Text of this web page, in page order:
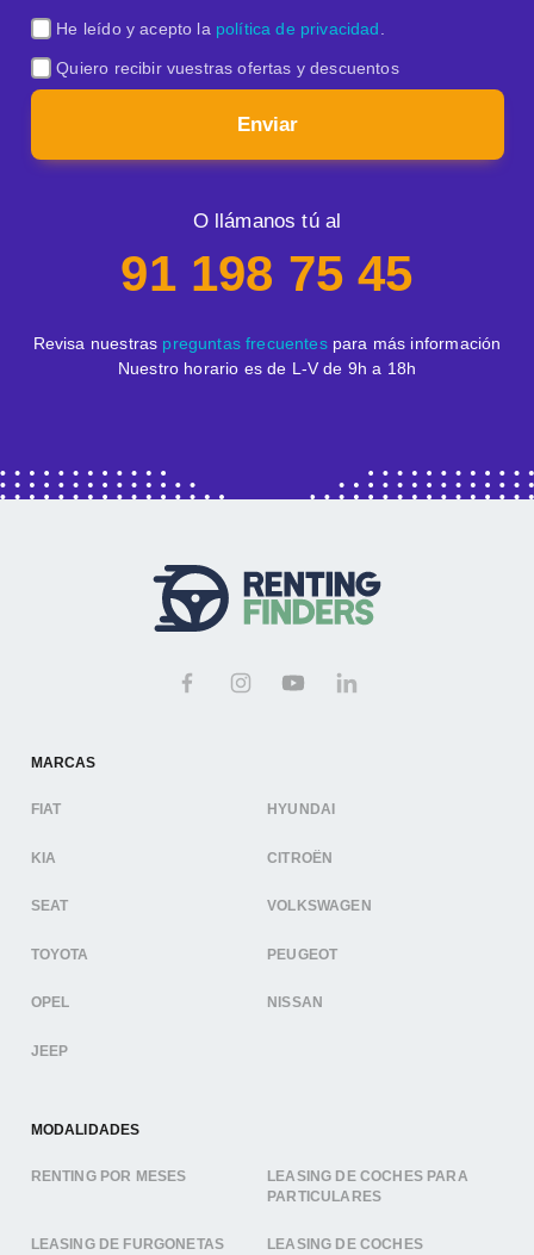
He leído y acepto la política de privacidad
Quiero recibir vuestras ofertas y descuentos
Enviar
O llámanos tú al
91 198 75 45
Revisa nuestras preguntas frecuentespara más información
Nuestro horario es de L-V de 9h a 18h
MARCAS
FIAT HYUNDAI
KIA CITROËN
SEAT VOLKSWAGEN
TOYOTA PEUGEOT
OPEL NISSAN
JEEP
MODALIDADES
RENTING POR MESES
LEASING DE COCHES PARA
PARTICULARES
LEASING DE FURGONETAS LEASING DE COCHES